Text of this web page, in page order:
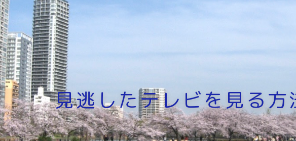
見逃したテレビを見る方